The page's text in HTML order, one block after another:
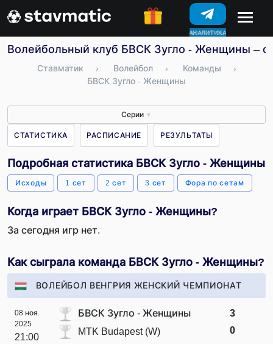
КОНКУРСЫ
Волейбольный клуб БВСК Зугло - Женщины –
Ставматик › Волейбол › Команды
›
БВСК Зугло - Женщины
Серии ▼
СТАТИСТИКА РАСПИСАНИЕ РЕЗУЛЬТАТЫ
Подробная статистика БВСК Зугло - Женщины
Исходы 1 сет 2 сет 3 сет Фора по сетам
Когда играет БВСК Зугло - Женщины?
За сегодня игр нет.
Как сыграла команда БВСК Зугло - Женщины?
ВОЛЕЙБОЛ ВЕНГРИЯ ЖЕНСКИЙ ЧЕМПИОНАТ
08 ноя.
2025
21:00
БВСК Зугло - Женщины
MTK Budapest (W)
3
0